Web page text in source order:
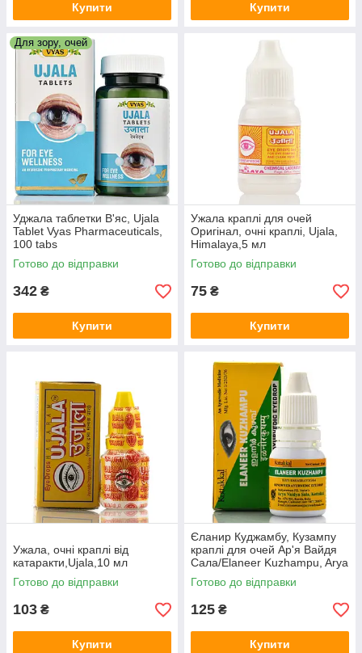
Купити Купити
Для зору, очей
Уджала таблетки В'яс, Ujala
Tablet Vyas Pharmaceuticals,
100 tabs
Готово до відправки
342 ₴
Купити
Ужала краплі для очей
Оригінал, очні краплі, Ujala,
Himalaya,5 мл
Готово до відправки
75 ₴
Купити
Ужала, очні краплі від
катаракти,Ujala,10 мл
Готово до відправки
103 ₴
Купити
Єланир Куджамбу, Кузампу
краплі для очей Ар'я Вайдя
Сала/Elaneer Kuzhampu, Arya
Vaidya Sala, AVS/10 мл
Готово до відправки
125 ₴
Купити